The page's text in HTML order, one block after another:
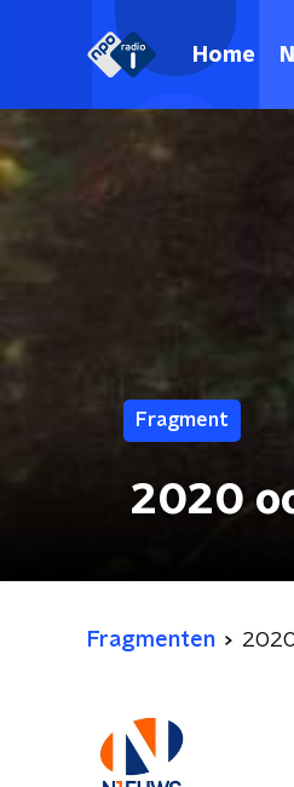
Home
Fragment
2020
Fragmenten